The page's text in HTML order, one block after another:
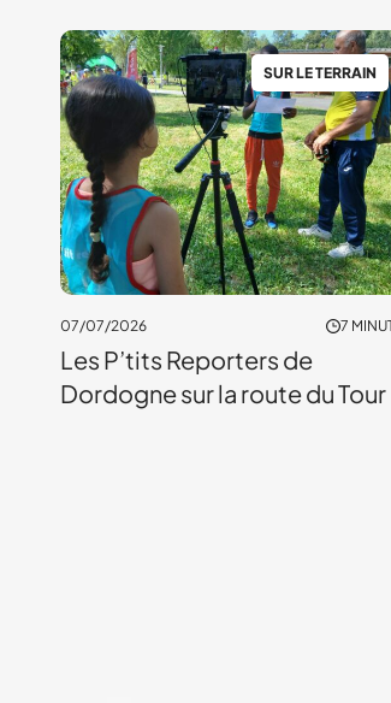
SUR LE TERRAIN
07/07/2026 7
Les P’tits Reporters de
Dordogne sur la route du Tour